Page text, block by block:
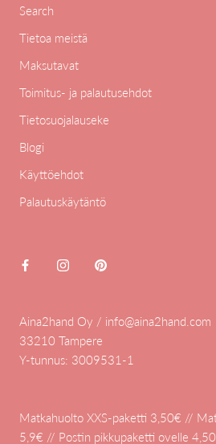
Search
Tietoa meistä
Maksutavat
Toimitus- ja palautusehdot
Tietosuojalauseke
Blogi
Käyttöehdot
Palautuskäytäntö
Aina2hand Oy / info@aina2hand.com
33210 Tampere
Y-tunnus: 3009531-1
Matkahuolto XXS-paketti 3,50€ //
5,9€ // Postin pikkupaketti ovelle